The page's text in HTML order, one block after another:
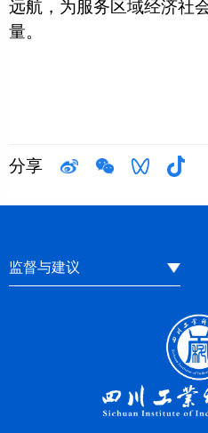
远航，为服务区域经济社
量。
分享
监督与建议